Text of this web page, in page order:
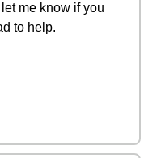
me know if you
to help.